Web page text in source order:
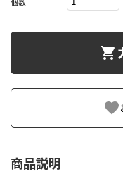
shopping_cart
favorite
商品説明